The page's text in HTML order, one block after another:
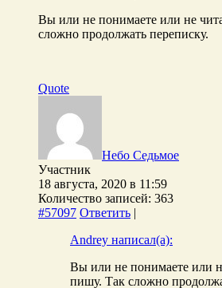
Вы или не понимаете или не
сложно продолжать переписку.
Quote
Небо Седьмое
Участник
18 августа, 2020 в 11:59
Количество записей: 363
#57097 Ответить |
Andrey написал(а):
Вы или не понимаете или
пишу. Так сложно